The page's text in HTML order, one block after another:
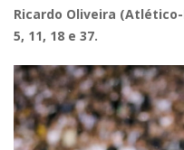
Ricardo Oliveira
5, 11, 18 e 37.